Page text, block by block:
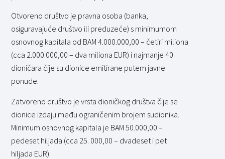
Otvoreno društvo je pravna osoba (banka,
osiguravajuće društvo ili preduzeće) s minimumom
osnovnog kapitala od BAM 4.000.000,00 – četiri miliona
(cca 2.000.000,00 – dva miliona EUR) i najmanje 40
dioničara čije su dionice emitirane putem javne
ponude.
Zatvoreno društvo je vrsta dioničkog društva čije se
dionice izdaju među ograničenim brojem sudionika.
Minimum osnovnog kapitala je BAM 50.000,00 –
pedeset hiljada (cca 25. 000,00 – dvadeset i pet
hiljada EUR).